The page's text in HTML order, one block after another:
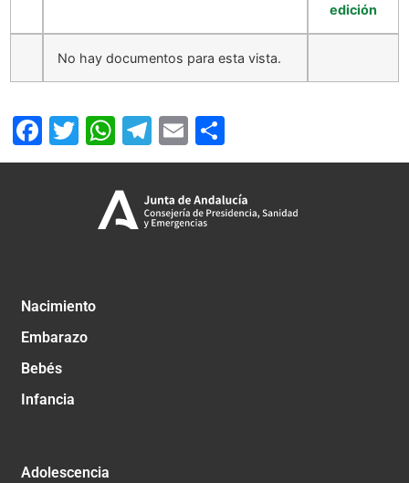
edición
No hay documentos para esta vista.
Facebook
Twitter
WhatsApp
Telegram
Email
Nacimiento
Embarazo
Bebés
Infancia
Adolescencia